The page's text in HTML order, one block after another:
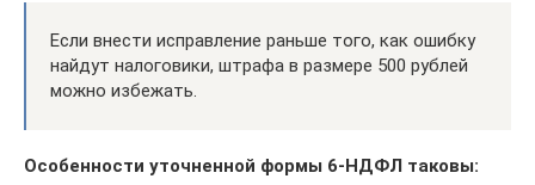
Если внести исправление раньше того, как ошибку
найдут налоговики, штрафа в размере 500 рублей
можно избежать.
Особенности уточненной формы 6-НДФЛ таковы: